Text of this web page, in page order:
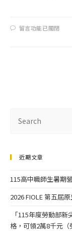
留言功能已關閉
近期文章
115高中職師生暑期
2026 FIOLE 第五屆
「115年度勞動部
格，可領2萬8千元（